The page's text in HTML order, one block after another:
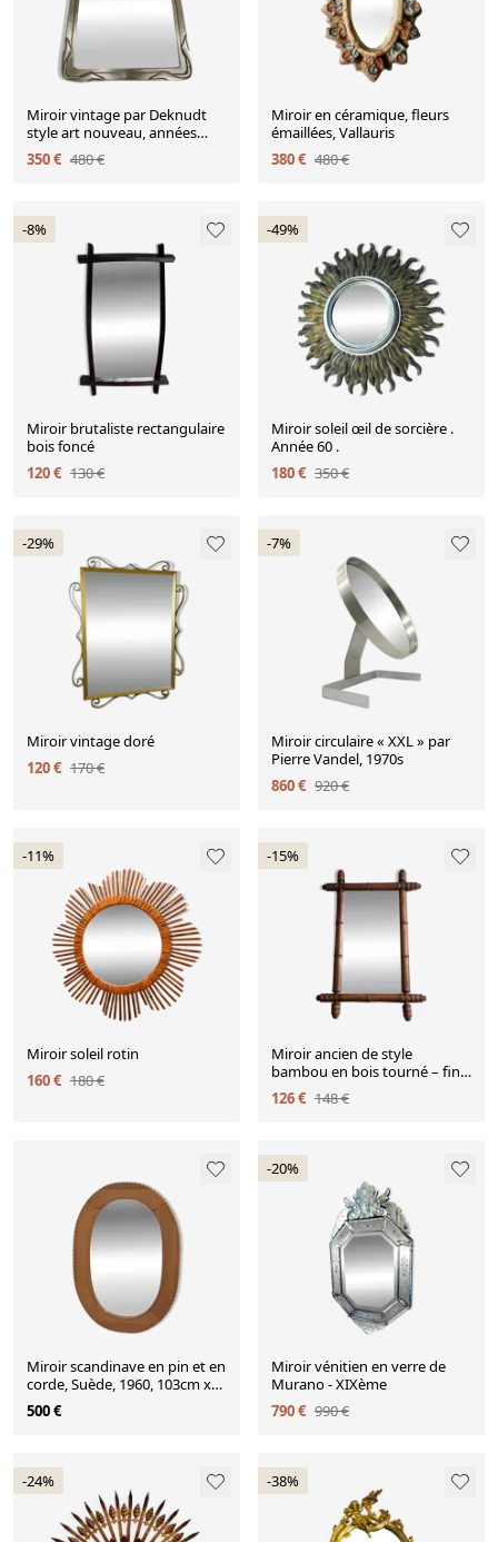
Miroir vintage par Deknudt
style art nouveau, années
1970
350 € 480 €
Miroir en céramique, fleurs
émaillées, Vallauris
380 € 480 €
-8%
Miroir brutaliste rectangulaire
bois foncé
120 € 130 €
-49%
Miroir soleil œil de sorcière .
Année 60 .
180 € 350 €
-29%
Miroir vintage doré
120 € 170 €
-7%
Miroir circulaire « XXL » par
Pierre Vandel, 1970s
860 € 920 €
-11%
Miroir soleil rotin
160 € 180 €
-15%
Miroir ancien de style
bambou en bois tourné – fin
XIXe siècle, 62 x 42 cm
126 € 148 €
Miroir scandinave en pin et en
corde, Suède, 1960, 103cm x
73cm
500 €
-20%
Miroir vénitien en verre de
Murano - XIXème
790 € 990 €
-24% -38%